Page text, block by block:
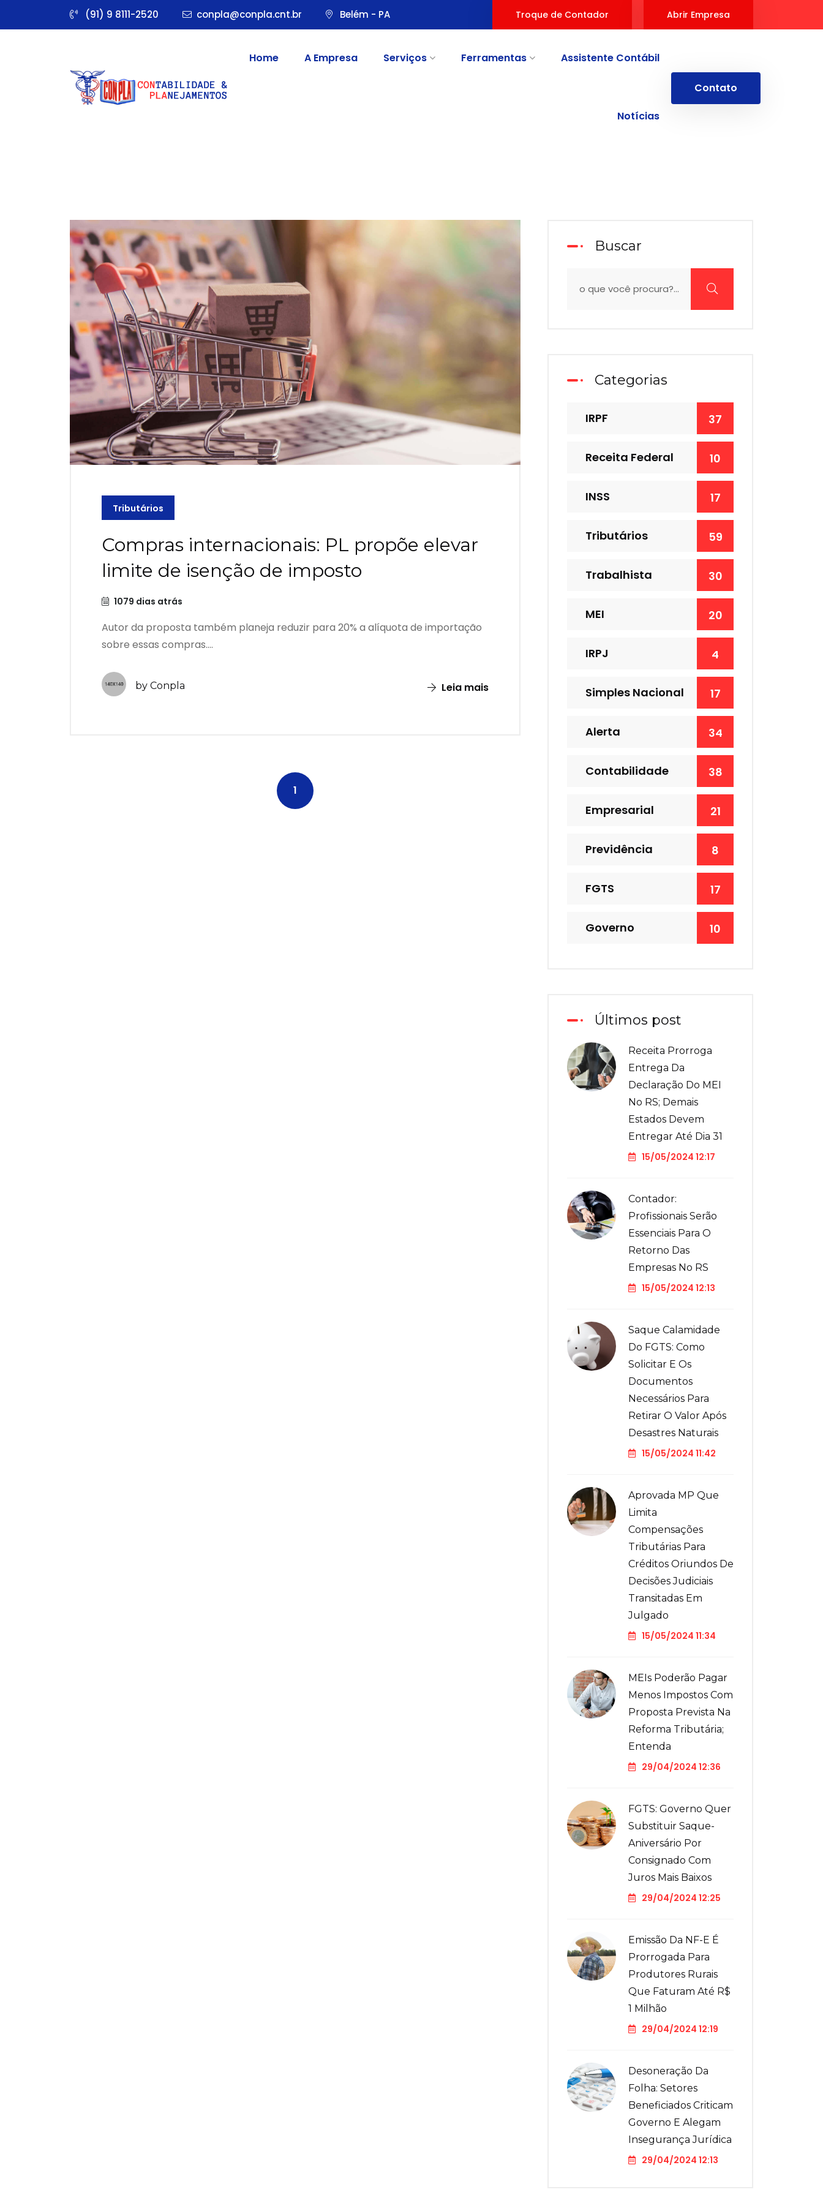
(91) 9 8111-2520 conpla@conpla.cnt.br Belém - PA Troque de Contador Abrir Empresa
Home A Empresa Serviços Ferramentas Assistente Contábil
Notícias
Contato
Tributários
Compras internacionais: PL propõe elevar
limite de isenção de imposto
1079 dias atrás
Autor da proposta também planeja reduzir para 20% a alíquota de importação
sobre essas compras....
by Conpla Leia mais
1
Buscar
Categorias
IRPF 37
Receita Federal 10
INSS 17
Tributários 59
Trabalhista 30
MEI 20
IRPJ 4
Simples Nacional 17
Alerta 34
Contabilidade 38
Empresarial 21
Previdência 8
FGTS 17
Governo 10
Últimos post
Receita Prorroga
Entrega Da
Declaração Do MEI
No RS; Demais
Estados Devem
Entregar Até Dia 31
15/05/2024 12:17
Contador:
Profissionais Serão
Essenciais Para O
Retorno Das
Empresas No RS
15/05/2024 12:13
Saque Calamidade
Do FGTS: Como
Solicitar E Os
Documentos
Necessários Para
Retirar O Valor Após
Desastres Naturais
15/05/2024 11:42
Aprovada MP Que
Limita
Compensações
Tributárias Para
Créditos Oriundos De
Decisões Judiciais
Transitadas Em
Julgado
15/05/2024 11:34
MEIs Poderão Pagar
Menos Impostos Com
Proposta Prevista Na
Reforma Tributária;
Entenda
29/04/2024 12:36
FGTS: Governo Quer
Substituir Saque-
Aniversário Por
Consignado Com
Juros Mais Baixos
29/04/2024 12:25
Emissão Da NF-E É
Prorrogada Para
Produtores Rurais
Que Faturam Até R$
1 Milhão
29/04/2024 12:19
Desoneração Da
Folha: Setores
Beneficiados Criticam
Governo E Alegam
Insegurança Jurídica
29/04/2024 12:13